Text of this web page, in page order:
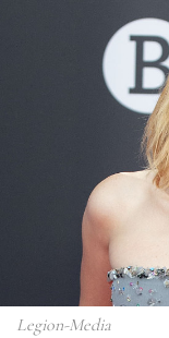
Legion-Media